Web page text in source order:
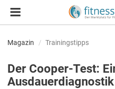
Magazin Trainingstipps
Der Cooper-Test: